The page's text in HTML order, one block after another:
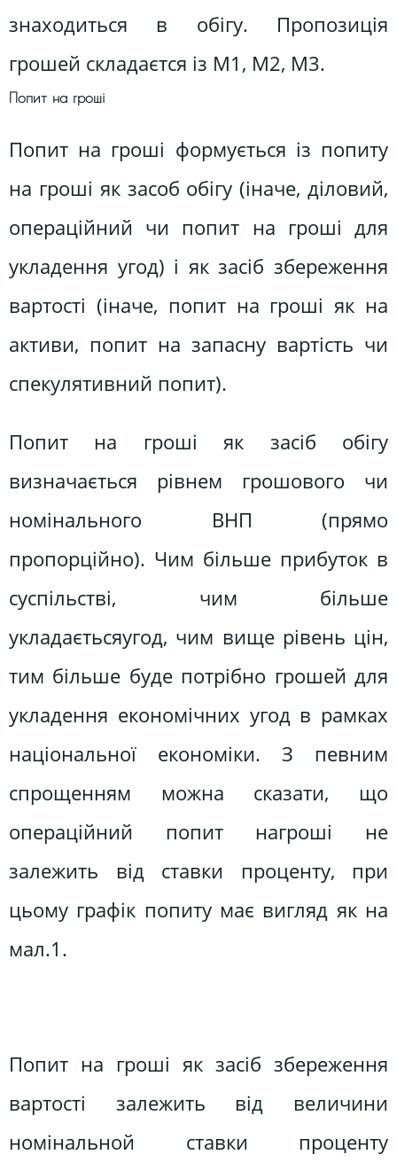
знаходиться в обігу. Пропозиція
грошей складаєтся із M1, M2, M3.
Попит на гроші
Попит на гроші формується із попиту
на гроші як засоб обігу (iначе, діловий,
операційний чи попит на гроші для
укладення угод) і як засіб збереження
вартості (iначе, попит на гроші як на
активи, попит на запасну вартість чи
спекулятивний попит).
Попит на гроші як засіб обігу
визначається рівнем грошового чи
номiнального ВНП (прямо
пропорційно). Чим більше прибуток в
суспільстві, чим більше
укладаєтьсяугод, чим вище рівень цін,
тим більше буде потрібно грошей для
укладення економічних угод в рамках
національної економіки. З певним
спрощенням можна сказати, що
операційний попит нагроші не
залежить від ставки проценту, при
цьому графік попиту має вигляд як на
мал.1.
Попит на гроші як засіб збереження
вартості залежить від величини
номiнальной ставки проценту